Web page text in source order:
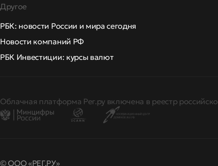
Другое
РБК: новости России и мира сегодня
Новости компаний РФ
РБК Инвестиции: курсы валют
Облачная платформа Рег.ру включена в реестр
© ООО «РЕГ.РУ»